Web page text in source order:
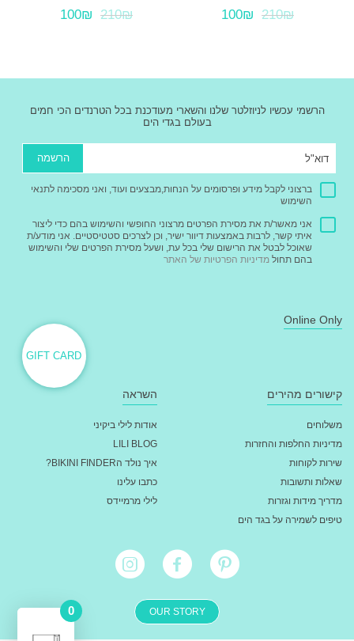
210₪
100₪
210₪
100₪
הרשמי עכשיו לניוזלטר שלנו והשארי מעודכנת בכל הטרנדים הכי חמים
בעולם בגדי הים
הרשמה
ברצוני לקבל מידע ופרסומים על הנחות,מבצעים ועוד, ואני מסכימה לתנאי
השימוש
אני מאשר/ת את מסירת הפרטים מרצוני החופשי והשימוש בהם כדי ליצור
איתי קשר, לרבות באמצעות דיוור ישיר, וכן לצרכים סטטיסטיים. אני מודע/ת
שאוכל לבטל את הרישום שלי בכל עת, ושעל מסירת הפרטים שלי והשימוש
בהם תחול מדיניות הפרטיות של האתר
Online Only
GIFT CARD
קישורים מהירים
משלוחים
מדיניות החלפות והחזרות
שירות לקוחות
שאלות ותשובות
מדריך מידות וגזרות
טיפים לשמירה על בגד הים
השראה
אודות לילי ביקיני
LILI BLOG
איך נולד הBIKINI FINDER?
כתבו עלינו
לילי מרמיידס
OUR STORY
0
מעבר לתשלום - ₪0